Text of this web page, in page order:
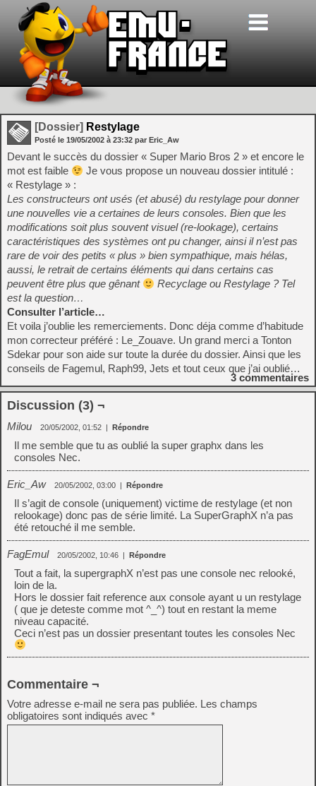
[Dossier] Restylage
Posté le 19/05/2002 à 23:32 par Eric_Aw
Devant le succès du dossier « Super Mario Bros 2 » et encore le
mot est faible
Je vous propose un nouveau dossier intitulé :
« Restylage » :
Les constructeurs ont usés (et abusé) du restylage pour donner
une nouvelles vie a certaines de leurs consoles. Bien que les
modifications soit plus souvent visuel (re-lookage), certains
caractéristiques des systèmes ont pu changer, ainsi il n’est pas
rare de voir des petits « plus » bien sympathique, mais hélas,
aussi, le retrait de certains éléments qui dans certains cas
peuvent être plus que gênant
Recyclage ou Restylage ? Tel
est la question…
Consulter l’article…
Et voila j’oublie les remerciements. Donc déja comme d’habitude
mon correcteur préféré : Le_Zouave. Un grand merci a Tonton
Sdekar pour son aide sur toute la durée du dossier. Ainsi que les
conseils de Fagemul, Raph99, Jets et tout ceux que j’ai oublié…
3 commentaires
Discussion (3) ¬
Milou 20/05/2002, 01:52 | Répondre
Il me semble que tu as oublié la super graphx dans les
consoles Nec.
Eric_Aw 20/05/2002, 03:00 | Répondre
Il s’agit de console (uniquement) victime de restylage (et non
relookage) donc pas de série limité. La SuperGraphX n’a pas
été retouché il me semble.
FagEmul 20/05/2002, 10:46 | Répondre
Tout a fait, la supergraphX n’est pas une console nec relooké,
loin de la.
Hors le dossier fait reference aux console ayant u un restylage
( que je deteste comme mot ^_^) tout en restant la meme
niveau capacité.
Ceci n’est pas un dossier presentant toutes les consoles Nec
Commentaire ¬
Votre adresse e-mail ne sera pas publiée. Les champs
obligatoires sont indiqués avec *